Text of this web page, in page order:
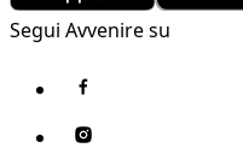
Segui Avvenire su